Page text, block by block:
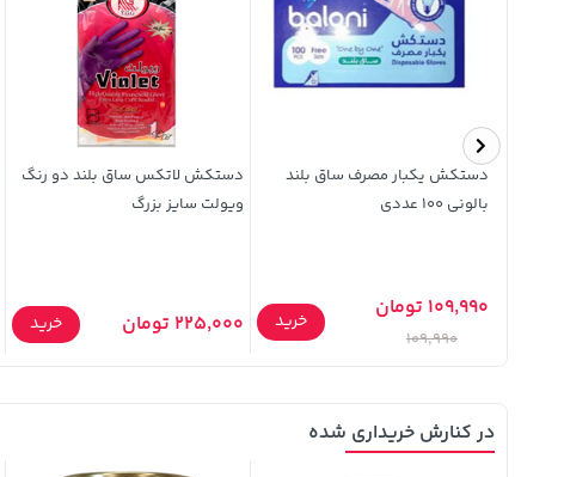
دستکش یکبار مصرف ساق بلند
بالونی 100 عددی
109,990 تومان
109,990
خرید
دستکش لاتکس ساق بلند دو رنگ
ویولت سایز بزرگ
225,000 تومان خرید
در کنارش خریداری شده